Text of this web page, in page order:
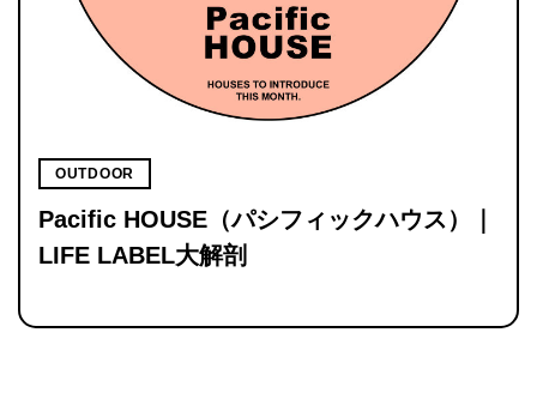
OUTDOOR
Pacific HOUSE（パシフィックハウス）｜
LIFE LABEL大解剖